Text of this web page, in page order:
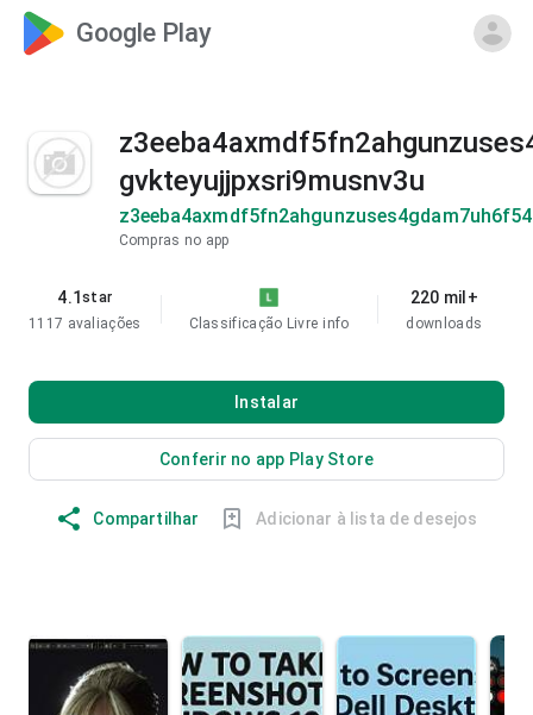
Google Play
gvkteyujjpxsri9musnv3u
Compras no app
4.1star
1117 avaliações
Classificação Livre info
220 mil+
downloads
Instalar
Conferir no app Play Store
Compartilhar Adicionar à lista de desejos